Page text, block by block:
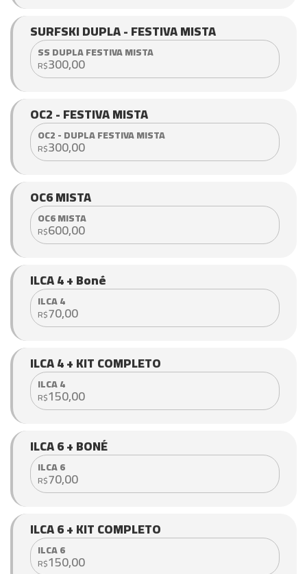
SURFSKI DUPLA - FESTIVA MISTA
SS DUPLA FESTIVA MISTA
R$300,00
OC2 - FESTIVA MISTA
OC2 - DUPLA FESTIVA MISTA
R$300,00
OC6 MISTA
OC6 MISTA
R$600,00
ILCA 4 + Boné
ILCA 4
R$70,00
ILCA 4 + KIT COMPLETO
ILCA 4
R$150,00
ILCA 6 + BONÉ
ILCA 6
R$70,00
ILCA 6 + KIT COMPLETO
ILCA 6
R$150,00